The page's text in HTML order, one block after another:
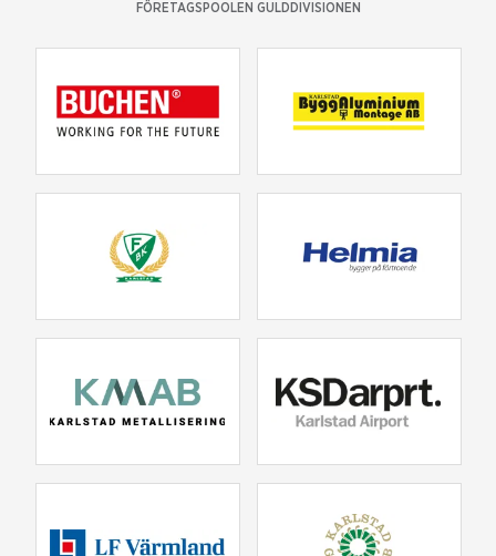
FÖRETAGSPOOLEN GULDDIVISIONEN